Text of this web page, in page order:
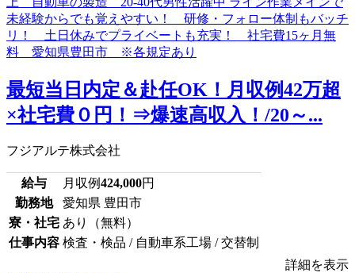
最短当日内定＆赴任OK！月収例42万超
×社宅費０円！⇒爆速高収入！/20～...
フジアルテ株式会社
給与 月収例424,000円
勤務地
愛知県 豊田市
寮・社宅 あり（無料）
仕事内容 検査・検品 / 自動車系工場 / 交替制
詳細を表示